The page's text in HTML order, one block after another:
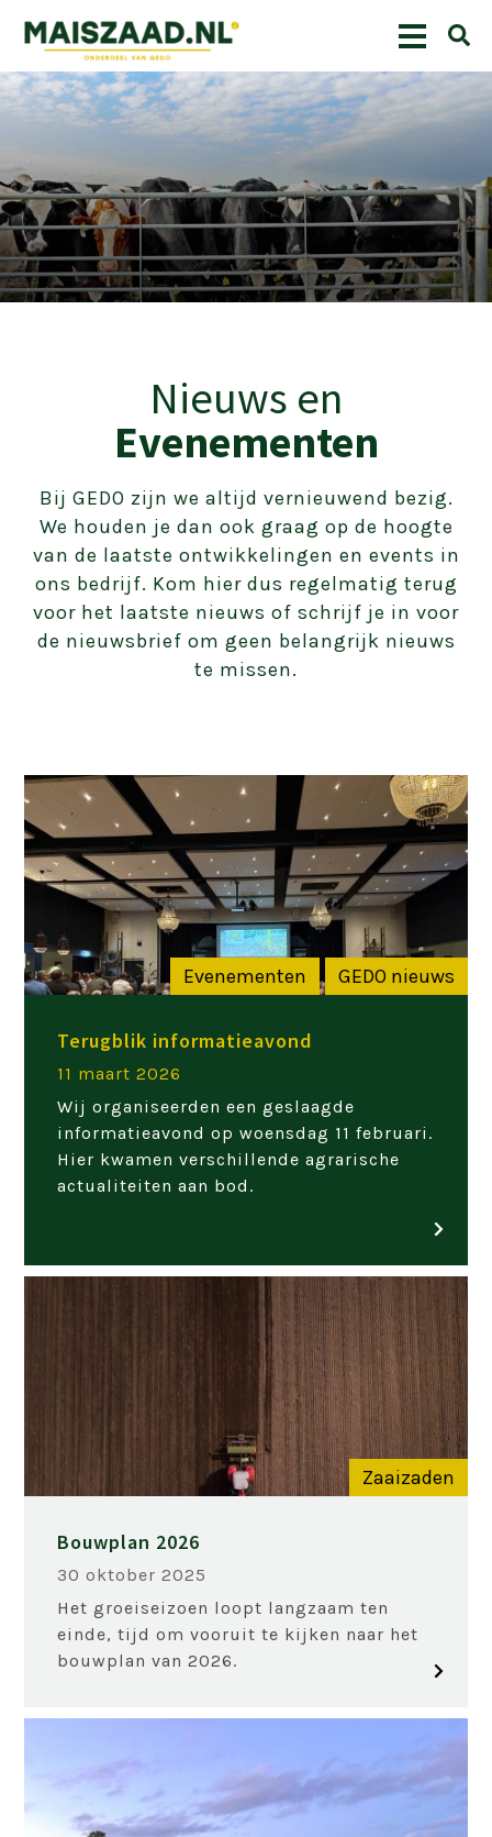
Nieuws
Nieuws en
Evenementen
Bij GEDO zijn we altijd vernieuwend bezig.
We houden je dan ook graag op de hoogte
van de laatste ontwikkelingen en events in
ons bedrijf. Kom hier dus regelmatig terug
voor het laatste nieuws of schrijf je in voor
de nieuwsbrief om geen belangrijk nieuws
te missen.
Evenementen GEDO nieuws
Terugblik informatieavond
11 maart 2026
Wij organiseerden een geslaagde
informatieavond op woensdag 11 februari.
Hier kwamen verschillende agrarische
actualiteiten aan bod.
Zaaizaden
Bouwplan 2026
30 oktober 2025
Het groeiseizoen loopt langzaam ten
einde, tijd om vooruit te kijken naar het
bouwplan van 2026.